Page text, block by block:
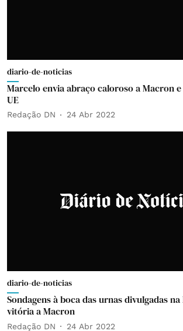
diario-de-noticias
Marcelo envia abraço caloroso a Macron
UE
Redação DN 24 Abr 2022
diario-de-noticias
Sondagens à boca das urnas divulgadas
vitória a Macron
Redação DN 24 Abr 2022